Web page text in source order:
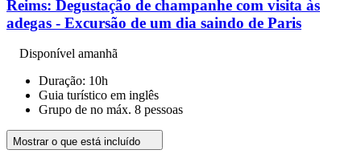
Reims: Degustação de champanhe com visita às
adegas - Excursão de um dia saindo de Paris
Disponível amanhã
Duração: 10h
Guia turístico em inglês
Grupo de no máx. 8 pessoas
Mostrar o que está incluído